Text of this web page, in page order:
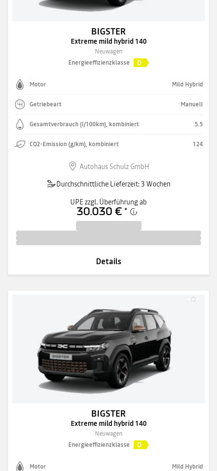
BIGSTER
Extreme mild hybrid 140
Neuwagen
Energieeffizienzklasse
D
Motor Mild Hybrid
Getriebeart Manuell
Gesamtverbrauch (l/100km), kombiniert 5.5
CO2-Emission (g/km), kombiniert 124
Autohaus Schulz GmbH
Durchschnittliche Lieferzeit: 3 Wochen
UPE zzgl. Überführung ab
30.030 € *
Details
BIGSTER
Extreme mild hybrid 140
Neuwagen
Energieeffizienzklasse
D
Motor Mild Hybrid